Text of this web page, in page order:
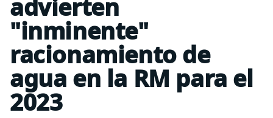
advierten
"inminente"
racionamiento de
agua en la RM para el
2023